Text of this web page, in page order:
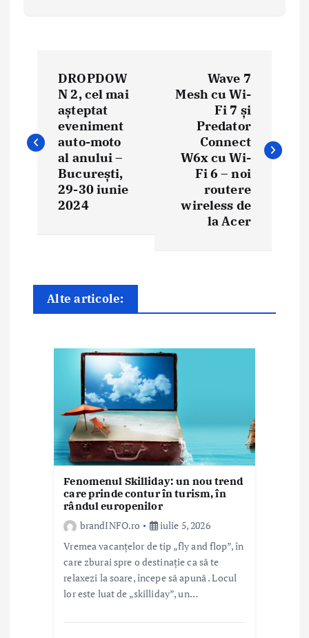
i
n
DROPDOW
N 2, cel mai
așteptat
eveniment
auto-moto
al anului –
București,
29-30 iunie
2024
Wave 7
Mesh cu Wi-
Fi 7 și
Predator
Connect
W6x cu Wi-
Fi 6 – noi
routere
wireless de
la Acer
Alte articole:
Fenomenul Skilliday: un nou trend
care prinde contur în turism, în
rândul europenilor
brandINFO.ro
iulie 5, 2026
Vremea vacanțelor de tip „fly and flop”, în
care zburai spre o destinație ca să te
relaxezi la soare, începe să apună . Locul
lor este luat de „skilliday”, un…